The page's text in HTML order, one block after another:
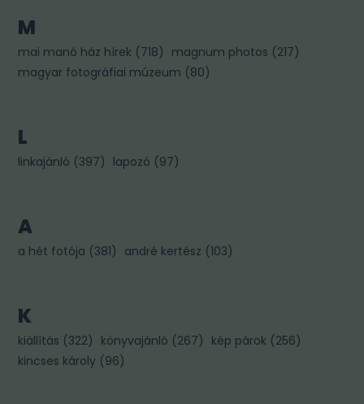
M
mai manó ház hírek (718) magnum photos (217)
magyar fotográfiai múzeum (80)
L
linkajánló (397) lapozó (97)
A
a hét fotója (381) andré kertész (103)
K
kiállítás (322) könyvajánló (267) kép párok (256)
kincses károly (96)